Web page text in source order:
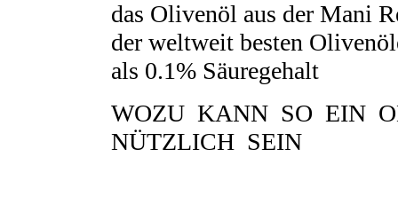
das Olivenöl aus der Mani
der weltweit besten
als 0.1% Säuregehalt
WOZU KANN SO EIN
NÜTZLICH SEIN